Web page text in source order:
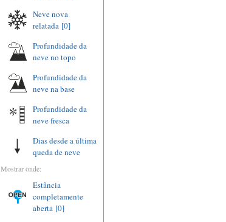
Neve nova
relatada [0]
Profundidade da
neve no topo
Profundidade da
neve na base
Profundidade da
neve fresca
Dias desde a última
queda de neve
Mostrar onde:
Estância
completamente
aberta [0]